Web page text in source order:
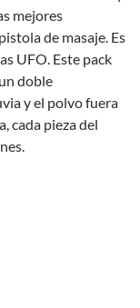
mejores
de masaje. Es
UFO. Este pack
doble
y el polvo fuera
cada pieza del